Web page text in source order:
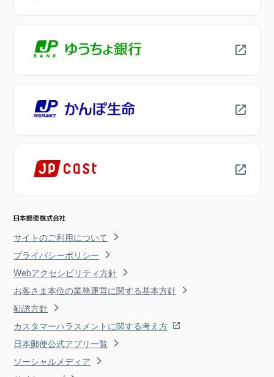
サイトのご利用について
プライバシーポリシー
Webアクセシビリティ方針
お客さま本位の業務運営に関する基本方針
勧誘方針
カスタマーハラスメントに関する考え方
日本郵便公式アプリ一覧
ソーシャルメディア